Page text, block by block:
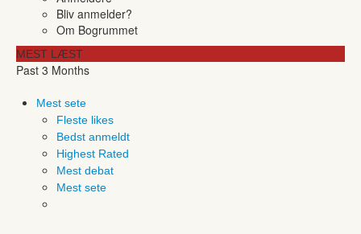
Bliv anmelder?
Om Bogrummet
MEST LÆST
Past 3 Months
Mest sete
Fleste likes
Bedst anmeldt
Highest Rated
Mest debat
Mest sete